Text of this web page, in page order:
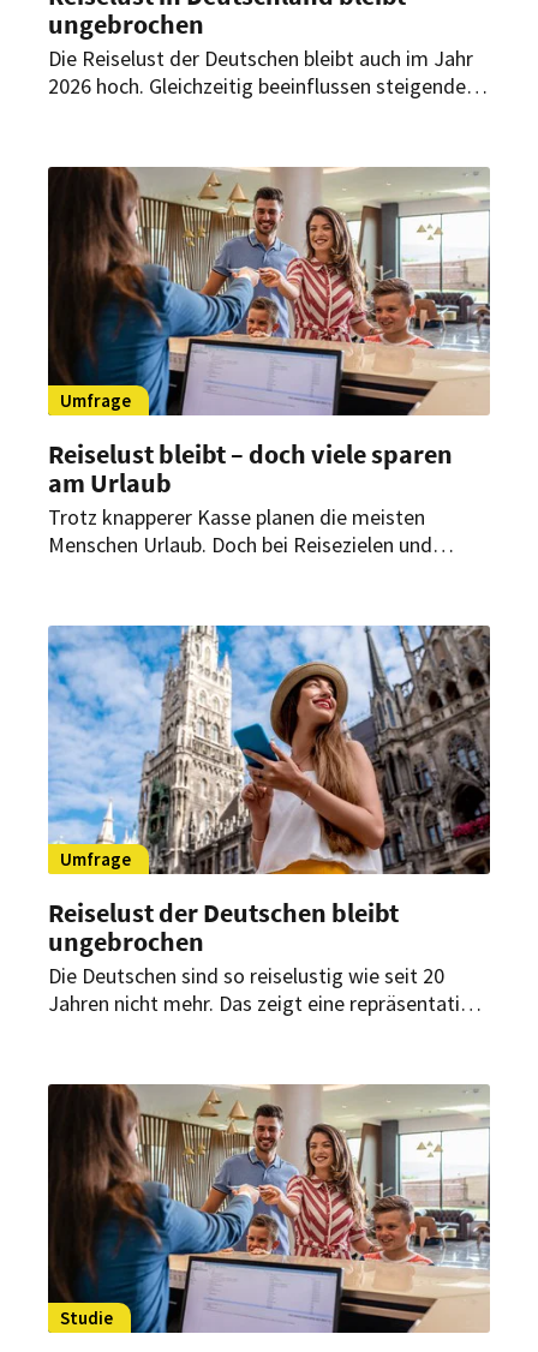
ungebrochen
Die Reiselust der Deutschen bleibt auch im Jahr
2026 hoch. Gleichzeitig beeinflussen steigende
Das geht aus dem Global Travel Confidence
Index 2026 von Allianz Partners hervor.
Umfrage
Reiselust bleibt – doch viele sparen
am Urlaub
Trotz knapperer Kasse planen die meisten
Menschen Urlaub. Doch bei Reisezielen und
Umfrage
Reiselust der Deutschen bleibt
ungebrochen
Die Deutschen sind so reiselustig wie seit 20
Jahren nicht mehr. Das zeigt eine repräsentative
Deutschland.
Studie